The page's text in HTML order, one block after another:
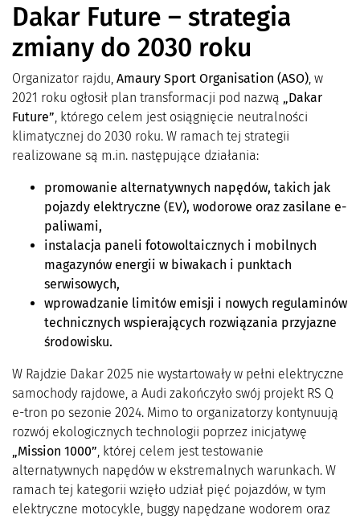
Dakar Future – strategia
zmiany do 2030 roku
Organizator rajdu, Amaury Sport Organisation (ASO), w
2021 roku ogłosił plan transformacji pod nazwą „Dakar
Future”, którego celem jest osiągnięcie neutralności
klimatycznej do 2030 roku. W ramach tej strategii
realizowane są m.in. następujące działania:
promowanie alternatywnych napędów, takich jak
pojazdy elektryczne (EV), wodorowe oraz zasilane e-
paliwami,
instalacja paneli fotowoltaicznych i mobilnych
magazynów energii w biwakach i punktach
serwisowych,
wprowadzanie limitów emisji i nowych regulaminów
technicznych wspierających rozwiązania przyjazne
środowisku.
W Rajdzie Dakar 2025 nie wystartowały w pełni elektryczne
samochody rajdowe, a Audi zakończyło swój projekt RS Q
e-tron po sezonie 2024. Mimo to organizatorzy kontynuują
rozwój ekologicznych technologii poprzez inicjatywę
„Mission 1000”, której celem jest testowanie
alternatywnych napędów w ekstremalnych warunkach. W
ramach tej kategorii wzięło udział pięć pojazdów, w tym
elektryczne motocykle, buggy napędzane wodorem oraz